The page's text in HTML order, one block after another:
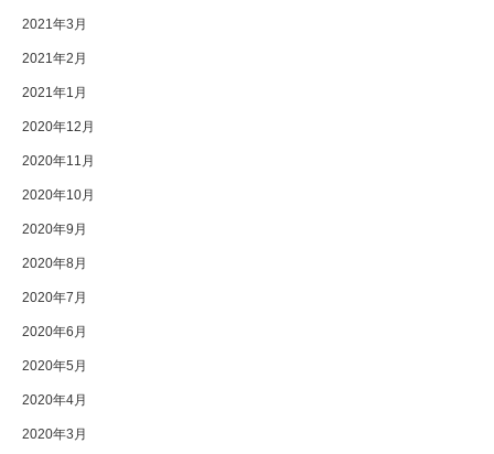
2021年3月
2021年2月
2021年1月
2020年12月
2020年11月
2020年10月
2020年9月
2020年8月
2020年7月
2020年6月
2020年5月
2020年4月
2020年3月